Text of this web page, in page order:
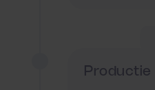
Productie